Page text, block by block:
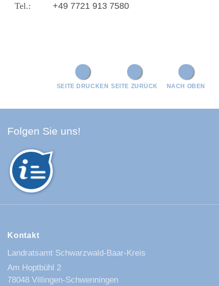
+49 7721 913 7580
NACH OBEN
SEITE ZURÜCK
SEITE DRUCKEN
Folgen Sie uns!
Kontakt
Landratsamt Schwarzwald-Baar-Kreis
Am Hoptbühl 2
78048 Villingen-Schwenningen